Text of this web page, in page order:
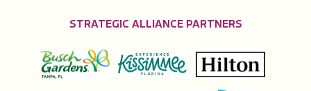
STRATEGIC ALLIANCE PARTNERS